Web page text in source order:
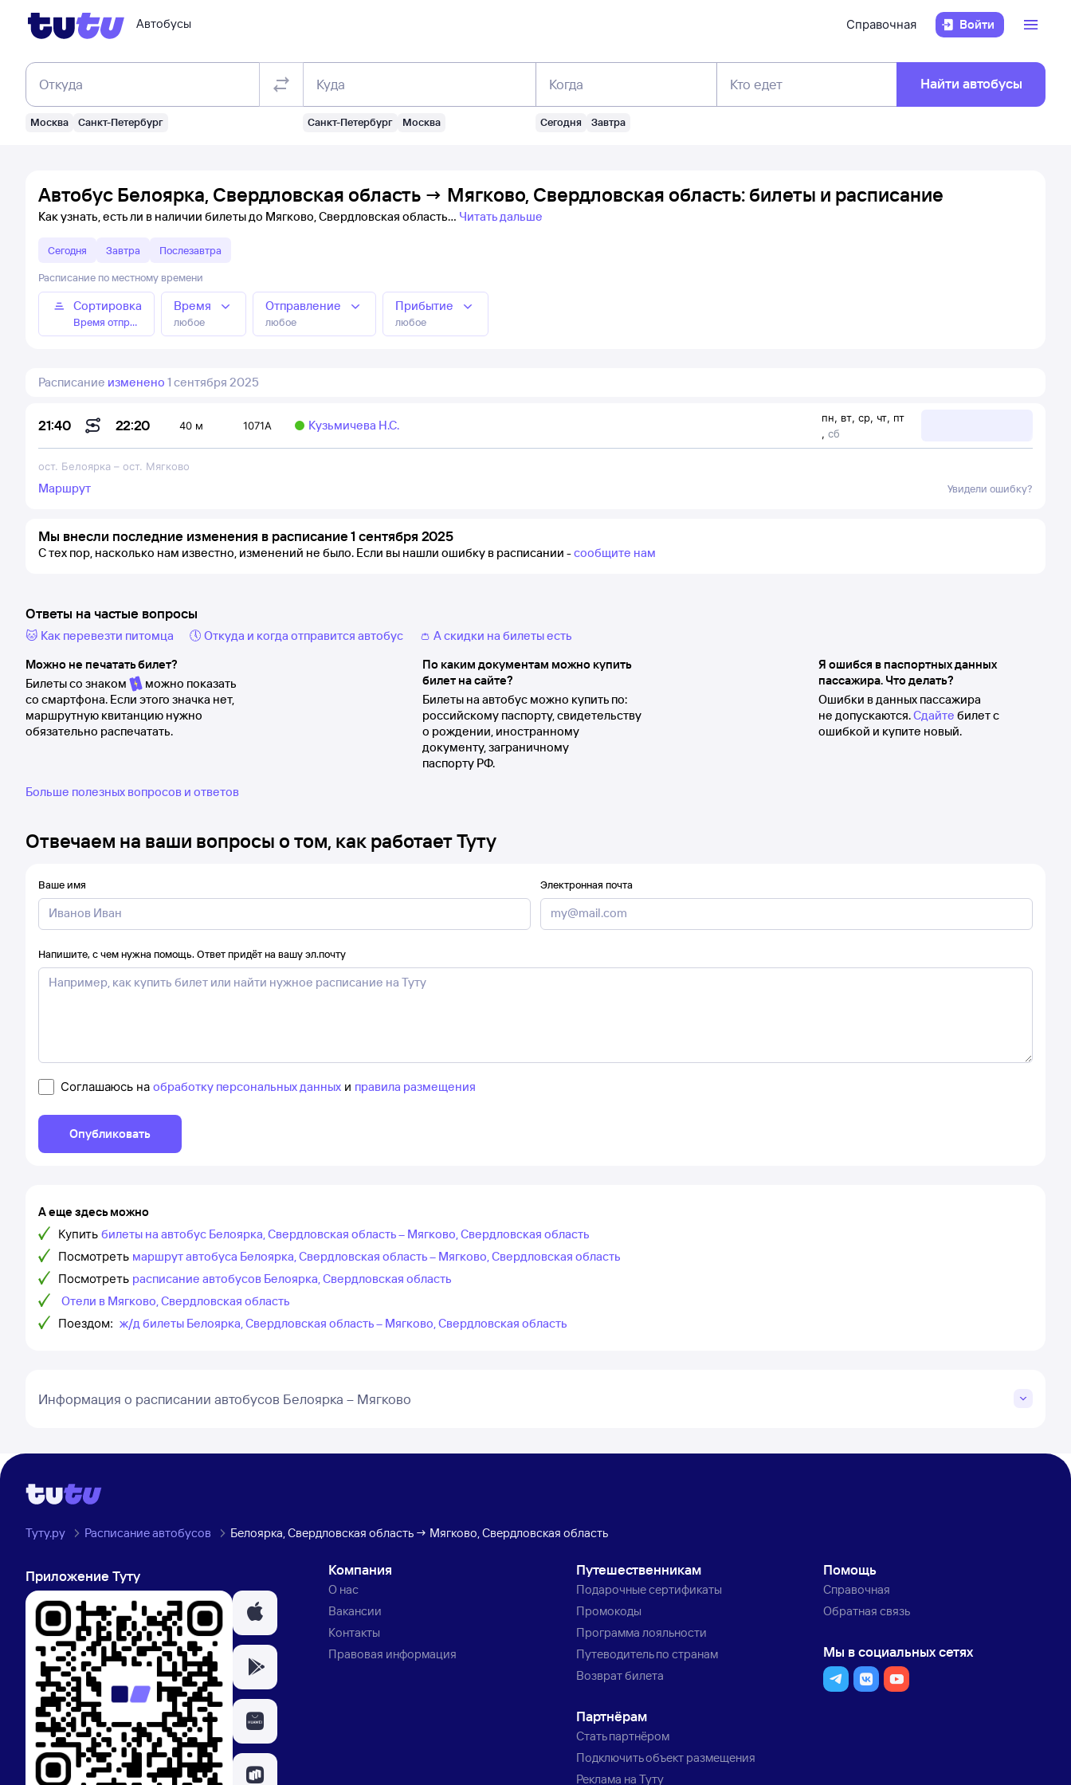
Автобусы Справочная Войти
Откуда
Москва Санкт-Петербург
Куда
Санкт-Петербург Москва
Когда
Сегодня Завтра
Кто едет Найти автобусы
Автобус Белоярка, Свердловская область → Мягково, Свердловская область: билеты и расписание
Как узнать, есть ли в наличии билеты до Мягково, Свердловская область Читать дальше
Сегодня Завтра Послезавтра
Расписание по местному времени
Сортировка
Время отправления
Время
любое
Отправление
любое
Прибытие
любое
Расписание изменено 1 сентября 2025
21:40 22:20 40 м 1071А Кузьмичева Н.С. пн, вт, ср, чт, пт
, сб
ост. Белоярка – ост. Мягково
Маршрут Увидели ошибку?
Мы внесли последние изменения в расписание 1 сентября 2025
С тех пор, насколько нам известно, изменений не было. Если вы нашли ошибку в расписании -сообщите нам
Ответы на частые вопросы
🐱 Как перевезти питомца 🕔 Откуда и когда отправится автобус
👛 А скидки на билеты есть
Можно не печатать билет?
Билеты со знаком
можно показать
со смартфона. Если этого значка нет,
маршрутную квитанцию нужно
обязательно распечатать.
По каким документам можно купить
билет на сайте?
Билеты на автобус можно купить по:
российскому паспорту, свидетельству
о рождении, иностранному
документу, заграничному
паспорту РФ.
Я ошибся в паспортных данных
пассажира. Что делать?
Ошибки в данных пассажира
не допускаются.Сдайте билет с
ошибкой и купите новый.
Больше полезных вопросов и ответов
Отвечаем на ваши вопросы о том, как работает Туту
Ваше имя Электронная почта
Напишите, с чем нужна помощь. Ответ придёт на вашу эл.почту
Соглашаюсь на обработку персональных данных и правила размещения
Опубликовать
А еще здесь можно
Купить билеты на автобус Белоярка, Свердловская область – Мягково, Свердловская область
Посмотреть маршрут автобуса Белоярка, Свердловская область – Мягково, Свердловская область
Посмотреть расписание автобусов Белоярка, Свердловская область
Отели в Мягково, Свердловская область
Поездом: ж/д билеты Белоярка, Свердловская область – Мягково, Свердловская область
Информация о расписании автобусов Белоярка – Мягково
Туту.ру Расписание автобусов Белоярка, Свердловская область → Мягково, Свердловская область
Приложение Туту Компания
О нас
Вакансии
Контакты
Правовая информация
Путешественникам
Подарочные сертификаты
Промокоды
Программа лояльности
Путеводитель по странам
Возврат билета
Партнёрам
Стать партнёром
Подключить объект размещения
Реклама на Туту
Помощь
Справочная
Обратная связь
Мы в социальных сетях